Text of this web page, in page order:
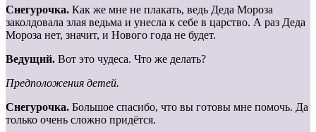
Снегурочка. Как же мне не плакать, ведь Деда Мороза
заколдовала злая ведьма и унесла к себе в царство. А раз Деда
Мороза нет, значит, и Нового года не будет.
Ведущий. Вот это чудеса. Что же делать?
Предположения детей.
Снегурочка. Большое спасибо, что вы готовы мне помочь. Да
только очень сложно придётся.